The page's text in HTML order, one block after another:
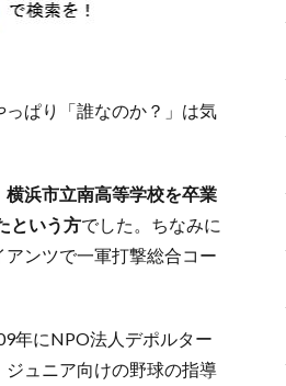
ぱり「誰なのか？」は気
横浜市立南高等学校を卒業
という方でした。ちなみに
ンツで一軍打撃総合コー
年にNPO法人デポルター
ュニア向けの野球の指導